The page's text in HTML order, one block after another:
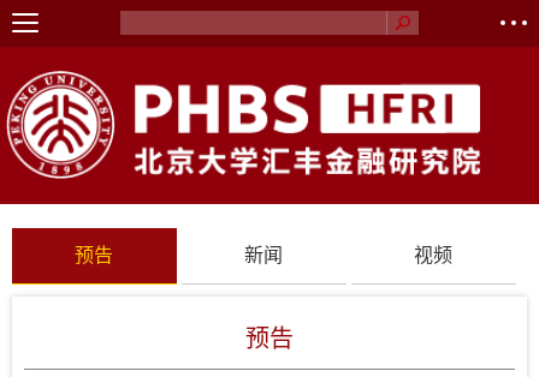
预告 新闻 视频
预告